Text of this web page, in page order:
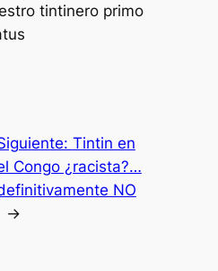
tintinero primo
Tintin en
Congo ¿racista?…
NO
→